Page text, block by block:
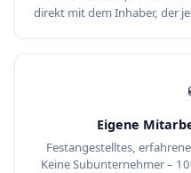
direkt mit dem Inhaber, der
Eigene
Festangestelltes,
Keine Subunternehmer –